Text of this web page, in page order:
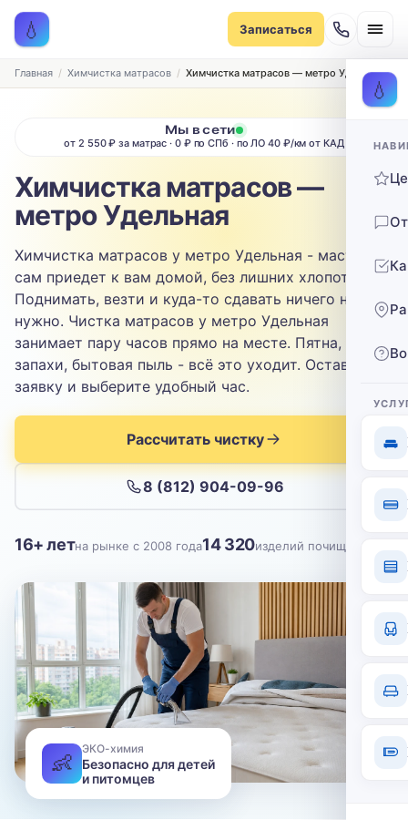
💧 Записаться
Записаться на химчистку
Рассчитаем стоимость и подберём удобное время
ТИП МЕБЕЛИ
ТИП ОБИВКИ
Выберите ткань…
ЗАГРЯЗНЕНИЕ
Выберите загрязнение…
ТЕЛЕФОН
Нажимая кнопку, вы соглашаетесь с
💧
Главная Химчистка матрасов Химчистка матрасов — метро Удельная
Мы в сети
от 2 550 ₽ за матрас · 0 ₽ по СПб · по ЛО 40 ₽/км от КАД
Химчистка матрасов —
метро Удельная
Химчистка матрасов у метро Удельная - мастер
сам приедет к вам домой, без лишних хлопот.
Поднимать, везти и куда-то сдавать ничего не
нужно. Чистка матрасов у метро Удельная
занимает пару часов прямо на месте. Пятна,
запахи, бытовая пыль - всё это уходит. Оставьте
заявку и выберите удобный час.
Рассчитать чистку
8 (812) 904-09-96
16+ летна рынке с 2008 года14 320изделий почищено
👶
ЭКО-химия
Безопасно для детей
и питомцев